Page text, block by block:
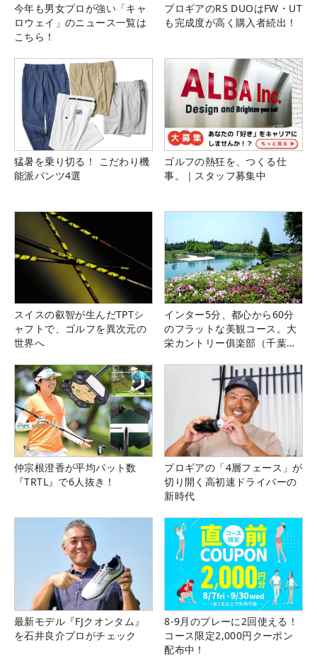
今年も男女プロが強い「キャ
ロウェイ」のニュース一覧は
こちら！
プロギアのRS DUOはFW・UT
も完成度が高く購入者続出！
猛暑を乗り切る！ こだわり機
能派パンツ4選
ゴルフの熱狂を、つくる仕
事。｜スタッフ募集中
スイスの叡智が生んだTPTシ
ャフトで、ゴルフを異次元の
世界へ
インター5分、都心から60分
のフラットな美観コース。大
栄カントリー俱楽部（千葉
仲宗根澄香が平均パット数
『TRTL』で6人抜き！
プロギアの「4層フェース」が
切り開く高初速ドライバーの
新時代
最新モデル『FJクオンタム』
を石井良介プロがチェック
8-9月のプレーに2回使える！
コース限定2,000円クーポン
配布中！